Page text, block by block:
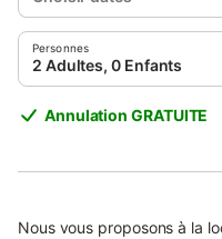
Personnes
2 Adultes, 0 Enfants
Annulation GRATUITE
Nous vous proposons à la